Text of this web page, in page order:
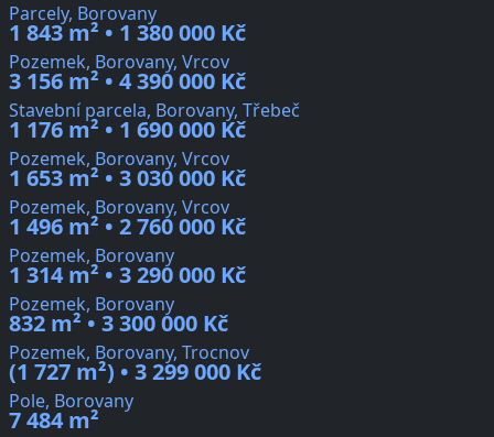
Parcely, Borovany
1 843 m² • 1 380 000 Kč
Pozemek, Borovany, Vrcov
3 156 m² • 4 390 000 Kč
Stavební parcela, Borovany, Třebeč
1 176 m² • 1 690 000 Kč
Pozemek, Borovany, Vrcov
1 653 m² • 3 030 000 Kč
Pozemek, Borovany, Vrcov
1 496 m² • 2 760 000 Kč
Pozemek, Borovany
1 314 m² • 3 290 000 Kč
Pozemek, Borovany
832 m² • 3 300 000 Kč
Pozemek, Borovany, Trocnov
(1 727 m²) • 3 299 000 Kč
Pole, Borovany
7 484 m²